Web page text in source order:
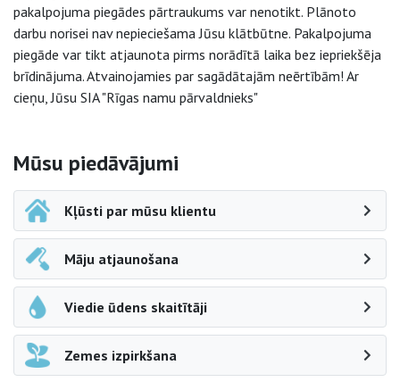
pakalpojuma piegādes pārtraukums var nenotikt. Plānoto
darbu norisei nav nepieciešama Jūsu klātbūtne. Pakalpojuma
piegāde var tikt atjaunota pirms norādītā laika bez iepriekšēja
brīdinājuma. Atvainojamies par sagādātajām neērtībām! Ar
cieņu, Jūsu SIA "Rīgas namu pārvaldnieks"
Sāna navigācija
Mūsu piedāvājumi
Kļūsti par mūsu klientu
Māju atjaunošana
Viedie ūdens skaitītāji
Zemes izpirkšana